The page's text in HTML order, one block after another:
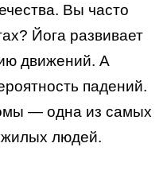
Вы часто
Йога развивает
движений. А
падений.
— одна из самых
людей.